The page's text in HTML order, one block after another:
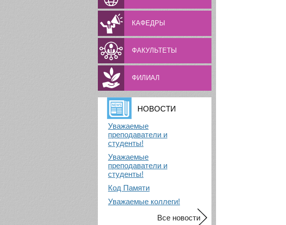
КАФЕДРЫ
ФАКУЛЬТЕТЫ
ФИЛИАЛ
НОВОСТИ
Уважаемые
преподаватели и
студенты!
Уважаемые
преподаватели и
студенты!
Код Памяти
Уважаемые коллеги!
Все новости